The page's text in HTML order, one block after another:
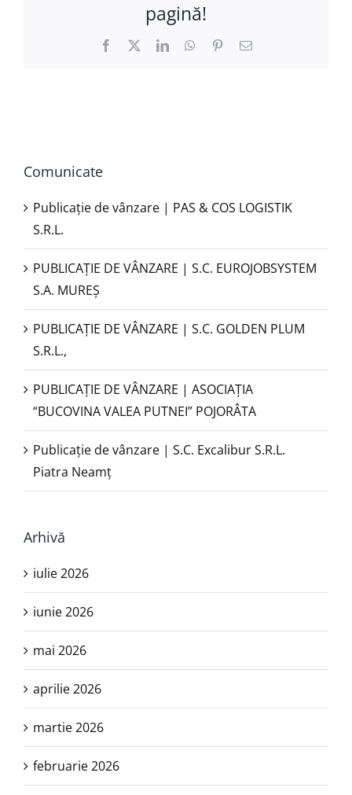
pagină!
Facebook LinkedInWhatsApp
Pinterest
E-
Comunicate
Publicație de vânzare | PAS & COS LOGISTIK
S.R.L.
PUBLICAŢIE DE VÂNZARE | S.C. EUROJOBSYSTEM
S.A. MUREȘ
PUBLICAȚIE DE VÂNZARE | S.C. GOLDEN PLUM
S.R.L.,
PUBLICAŢIE DE VÂNZARE | ASOCIAȚIA
“BUCOVINA VALEA PUTNEI” POJORÂTA
Publicație de vânzare | S.C. Excalibur S.R.L.
Piatra Neamţ
Arhivă
iulie 2026
iunie 2026
mai 2026
aprilie 2026
martie 2026
februarie 2026